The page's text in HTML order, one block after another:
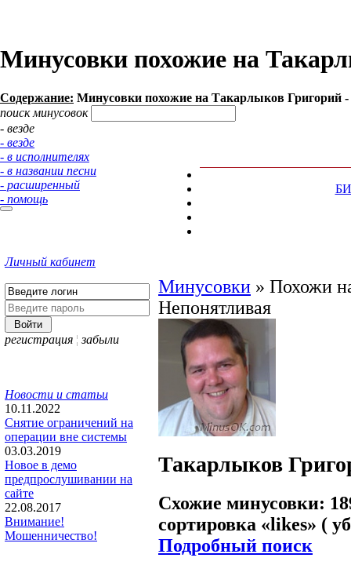
Минусовки похожие на
Содержание: Минусовки похожие на Такарлыков Григорий -
поиск минусовок
- везде
- везде
- в исполнителях
- в названии песни
- расширенный
- помощь
Личный кабинет
регистрация ¦ забыли
Новости и статьи
10.11.2022
Снятие ограничений на
операции вне системы
03.03.2019
Новое в демо
предпрослушивании на
сайте
22.08.2017
Внимание!
Мошенничество!
Минусовки » Похожи
Непонятливая
Такарлыков
Схожие минусовки:
сортировка «likes» (
Подробный поиск